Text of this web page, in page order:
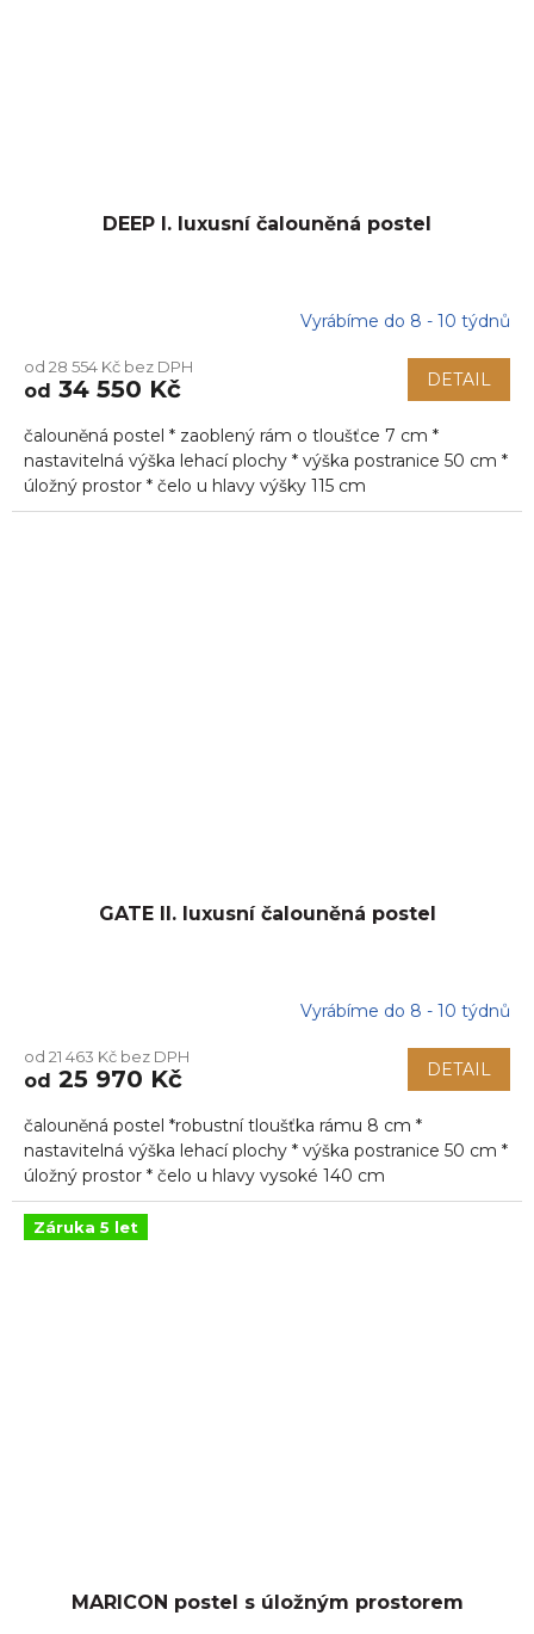
DEEP I. luxusní čalouněná postel
Vyrábíme do 8 - 10 týdnů
od 28 554 Kč bez DPH
od 34 550 Kč DETAIL
čalouněná postel * zaoblený rám o tloušťce 7 cm *
nastavitelná výška lehací plochy * výška postranice 50 cm *
úložný prostor * čelo u hlavy výšky 115 cm
GATE II. luxusní čalouněná postel
Vyrábíme do 8 - 10 týdnů
od 21 463 Kč bez DPH
od 25 970 Kč DETAIL
čalouněná postel *robustní tloušťka rámu 8 cm *
nastavitelná výška lehací plochy * výška postranice 50 cm *
úložný prostor * čelo u hlavy vysoké 140 cm
Záruka 5 let
MARICON postel s úložným prostorem